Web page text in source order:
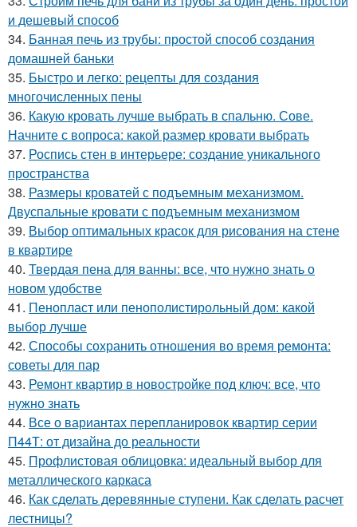
и дешевый способ
34. Банная печь из трубы: простой способ создания
домашней баньки
35. Быстро и легко: рецепты для создания
многочисленных пены
36. Какую кровать лучше выбрать в спальню. Сове.
Начните с вопроса: какой размер кровати выбрать
37. Роспись стен в интерьере: создание уникального
пространства
38. Размеры кроватей с подъемным механизмом.
Двуспальные кровати с подъемным механизмом
39. Выбор оптимальных красок для рисования на стене
в квартире
40. Твердая пена для ванны: все, что нужно знать о
новом удобстве
41. Пенопласт или пенополистирольный дом: какой
выбор лучше
42. Способы сохранить отношения во время ремонта:
советы для пар
43. Ремонт квартир в новостройке под ключ: все, что
нужно знать
44. Все о вариантах перепланировок квартир серии
П44Т: от дизайна до реальности
45. Профлистовая облицовка: идеальный выбор для
металлического каркаса
46. Как сделать деревянные ступени. Как сделать расчет
лестницы?